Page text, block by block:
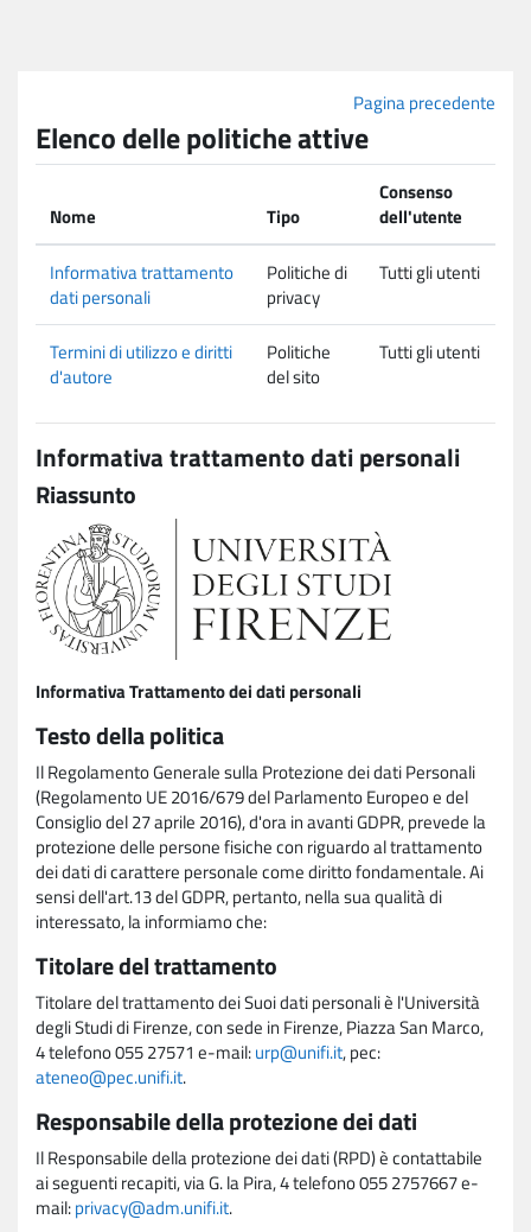
Pagina precedente
Elenco delle politiche attive
Nome Tipo
Consenso
dell'utente
Informativa trattamento
dati personali
Politiche di
privacy
Tutti gli utenti
Termini di utilizzo e diritti
d'autore
Politiche
del sito
Tutti gli utenti
Informativa trattamento dati personali
Riassunto
Informativa Trattamento dei dati personali
Testo della politica
Il Regolamento Generale sulla Protezione dei dati Personali
(Regolamento UE 2016/679 del Parlamento Europeo e del
Consiglio del 27 aprile 2016), d'ora in avanti GDPR, prevede la
protezione delle persone fisiche con riguardo al trattamento
dei dati di carattere personale come diritto fondamentale. Ai
sensi dell'art.13 del GDPR, pertanto, nella sua qualità di
interessato, la informiamo che:
Titolare del trattamento
Titolare del trattamento dei Suoi dati personali è l'Università
degli Studi di Firenze, con sede in Firenze, Piazza San Marco,
4 telefono 055 27571 e-mail:urp@unifi.it, pec:
ateneo@pec.unifi.it.
Responsabile della protezione dei dati
Il Responsabile della protezione dei dati (RPD) è contattabile
ai seguenti recapiti, via G. la Pira, 4 telefono 055 2757667 e-
mail:privacy@adm.unifi.it.